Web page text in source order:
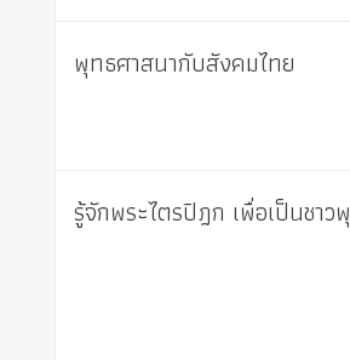
พุทธศาสนากับสังคมไทย
รู้จักพระไตรปิฎก เพื่อเป็นชา